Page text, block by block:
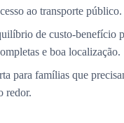
ao transporte público.
de custo-benefício
e boa localização.
para famílias que
redor.